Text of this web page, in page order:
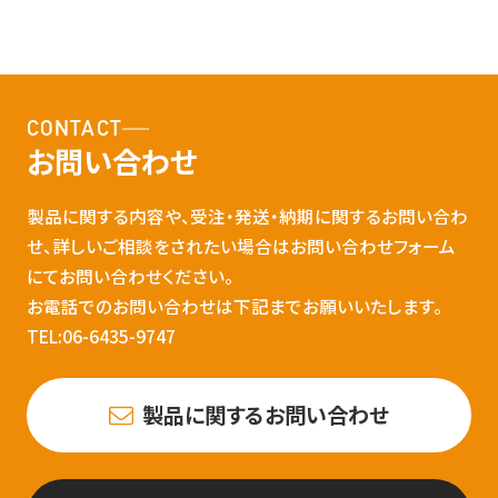
CONTACT
お問い合わせ
製品に関する内容や、受注・発送・納期に関するお問い合わ
せ、詳しいご相談をされたい場合はお問い合わせフォーム
にてお問い合わせください。
お電話でのお問い合わせは下記までお願いいたします。
TEL:06-6435-9747
製品に関するお問い合わせ